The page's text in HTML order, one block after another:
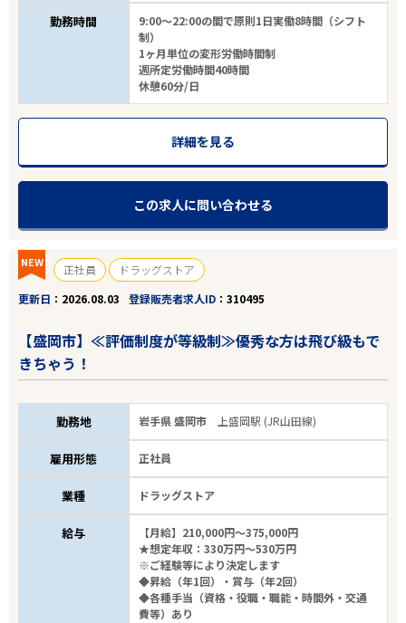
勤務時間
9:00～22:00の間で原則1日実働8時間（シフト
制）
1ヶ月単位の変形労働時間制
週所定労働時間40時間
休憩60分/日
詳細を見る
この求人に問い合わせる
NEW 正社員
ドラッグストア
更新日
2026.08.03 登録販売者求人ID 310495
【盛岡市】≪評価制度が等級制≫優秀な方は飛び級もで
きちゃう！
勤務地 岩手県 盛岡市 上盛岡駅 (JR山田線)
雇用形態 正社員
業種 ドラッグストア
給与
【月給】210,000円～375,000円
★想定年収：330万円～530万円
※ご経験等により決定します
◆昇給（年1回）・賞与（年2回）
◆各種手当（資格・役職・職能・時間外・交通
費等）あり